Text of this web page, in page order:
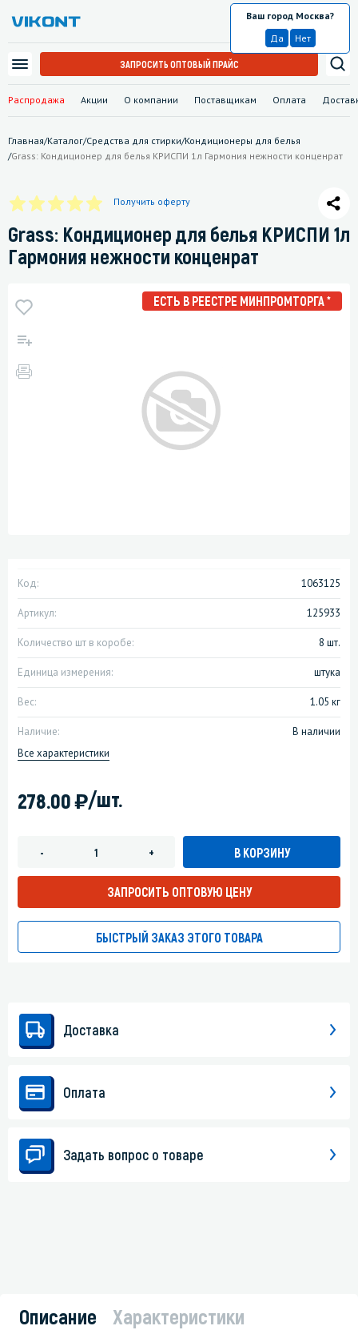
Распродажа Акции О компании Поставщикам Оплата
Москва
Ваш город Москва?
Да
Нет
ЗАПРОСИТЬ ОПТОВЫЙ ПРАЙС
Главная/Каталог/Средства для стирки/Кондиционеры для белья
/Grass: Кондиционер для белья КРИСПИ 1л Гармония нежности конценрат
Получить оферту
Grass: Кондиционер для белья КРИСПИ 1л
Гармония нежности конценрат
ЕСТЬ В РЕЕСТРЕ МИНПРОМТОРГА *
Код: 1063125
Артикул: 125933
Количество шт в коробе: 8 шт.
Единица измерения: штука
Вес: 1.05 кг
Наличие:
В наличии
Все характеристики
278.00)/шт.
- + В КОРЗИНУ
ЗАПРОСИТЬ ОПТОВУЮ ЦЕНУ
БЫСТРЫЙ ЗАКАЗ ЭТОГО ТОВАРА
Доставка
Оплата
Задать вопрос о товаре
Описание Характеристики